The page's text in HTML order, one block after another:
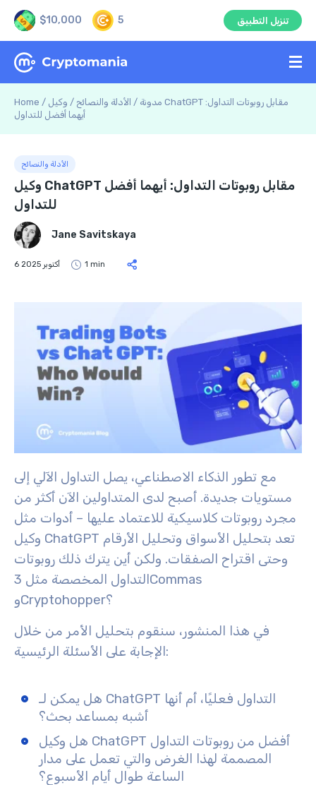
$10,000 5 تنزيل التطبيق
Home / مدونة / الأدلة والنصائح / وكيل ChatGPT مقابل روبوتات التداول:
أيهما أفضل للتداول
الأدلة والنصائح
وكيل ChatGPT مقابل روبوتات التداول: أيهما أفضل
للتداول
Jane Savitskaya
6 أكتوبر 2025 1 min
مع تطور الذكاء الاصطناعي، يصل التداول الآلي إلى
مستويات جديدة. أصبح لدى المتداولين الآن أكثر من
مجرد روبوتات كلاسيكية للاعتماد عليها – أدوات مثل
وكيل ChatGPT تعد بتحليل الأسواق وتحليل الأرقام
وحتى اقتراح الصفقات. ولكن أين يترك ذلك روبوتات
التداول المخصصة مثل 3Commas
وCryptohopper؟
في هذا المنشور، سنقوم بتحليل الأمر من خلال
الإجابة على الأسئلة الرئيسية:
هل يمكن لـ ChatGPT التداول فعليًا، أم أنها
أشبه بمساعد بحث؟
هل وكيل ChatGPT أفضل من روبوتات التداول
المصممة لهذا الغرض والتي تعمل على مدار
الساعة طوال أيام الأسبوع؟